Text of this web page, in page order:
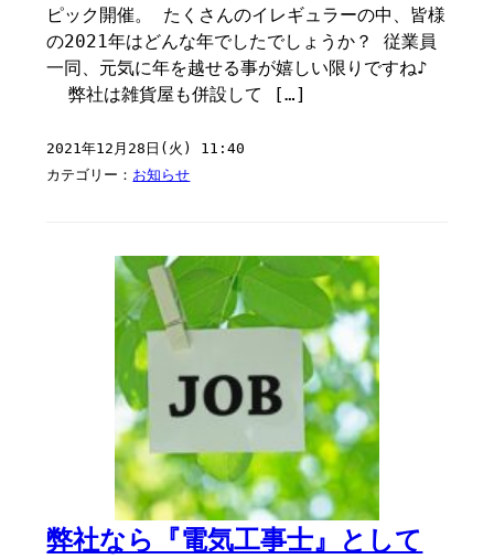
ピック開催。 たくさんのイレギュラーの中、皆様
の2021年はどんな年でしたでしょうか？ 従業員
一同、元気に年を越せる事が嬉しい限りですね♪
弊社は雑貨屋も併設して […]
2021年12月28日(火) 11:40
カテゴリー： お知らせ
弊社なら『電気工事士』として